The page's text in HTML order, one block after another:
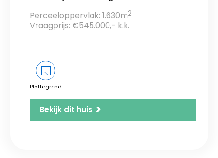
Perceeloppervlak: 1.630m2
Vraagprijs: €545.000,- k.k.
Plattegrond
Bekijk dit huis >